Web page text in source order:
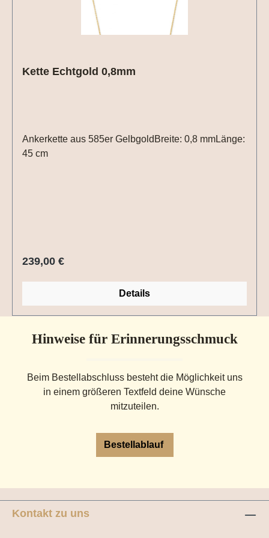
Kette Echtgold 0,8mm
Ankerkette aus 585er GelbgoldBreite: 0,8 mmLänge:
45 cm
Regulärer Preis:
239,00 €
Details
Hinweise für Erinnerungsschmuck
Beim Bestellabschluss besteht die Möglichkeit uns
in einem größeren Textfeld deine Wünsche
mitzuteilen.
Bestellablauf
Kontakt zu uns